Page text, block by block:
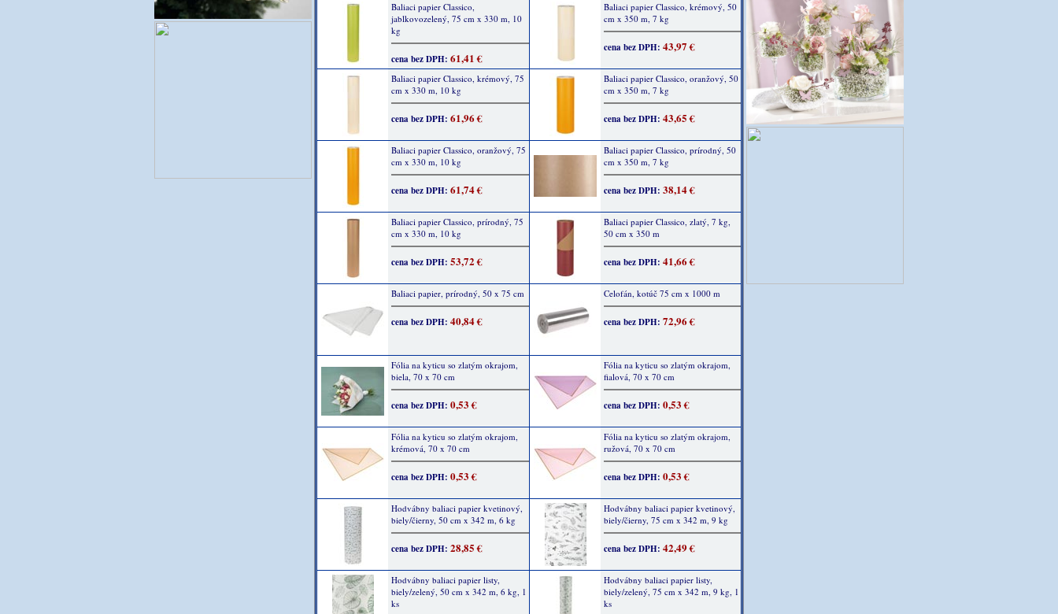
Baliaci papier Classico,
jablkovozelený, 75 cm x 330 m, 10
kg
cena bez DPH: 61,41 €
Baliaci papier Classico, krémový, 50
cm x 350 m, 7 kg
cena bez DPH: 43,97 €
Baliaci papier Classico, krémový, 75
cm x 330 m, 10 kg
cena bez DPH: 61,96 €
Baliaci papier Classico, oranžový, 50
cm x 350 m, 7 kg
cena bez DPH: 43,65 €
Baliaci papier Classico, oranžový, 75
cm x 330 m, 10 kg
cena bez DPH: 61,74 €
Baliaci papier Classico, prírodný, 50
cm x 350 m, 7 kg
cena bez DPH: 38,14 €
Baliaci papier Classico, prírodný, 75
cm x 330 m, 10 kg
cena bez DPH: 53,72 €
Baliaci papier Classico, zlatý, 7 kg,
50 cm x 350 m
cena bez DPH: 41,66 €
Baliaci papier, prírodný, 50 x 75 cm
cena bez DPH: 40,84 €
Celofán, kotúč 75 cm x 1000 m
cena bez DPH: 72,96 €
Fólia na kyticu so zlatým okrajom,
biela, 70 x 70 cm
cena bez DPH: 0,53 €
Fólia na kyticu so zlatým okrajom,
fialová, 70 x 70 cm
cena bez DPH: 0,53 €
Fólia na kyticu so zlatým okrajom,
krémová, 70 x 70 cm
cena bez DPH: 0,53 €
Fólia na kyticu so zlatým okrajom,
ružová, 70 x 70 cm
cena bez DPH: 0,53 €
Hodvábny baliaci papier kvetinový,
biely/čierny, 50 cm x 342 m, 6 kg
cena bez DPH: 28,85 €
Hodvábny baliaci papier kvetinový,
biely/čierny, 75 cm x 342 m, 9 kg
cena bez DPH: 42,49 €
Hodvábny baliaci papier listy,
biely/zelený, 50 cm x 342 m, 6 kg, 1
ks
Hodvábny baliaci papier listy,
biely/zelený, 75 cm x 342 m, 9 kg, 1
ks